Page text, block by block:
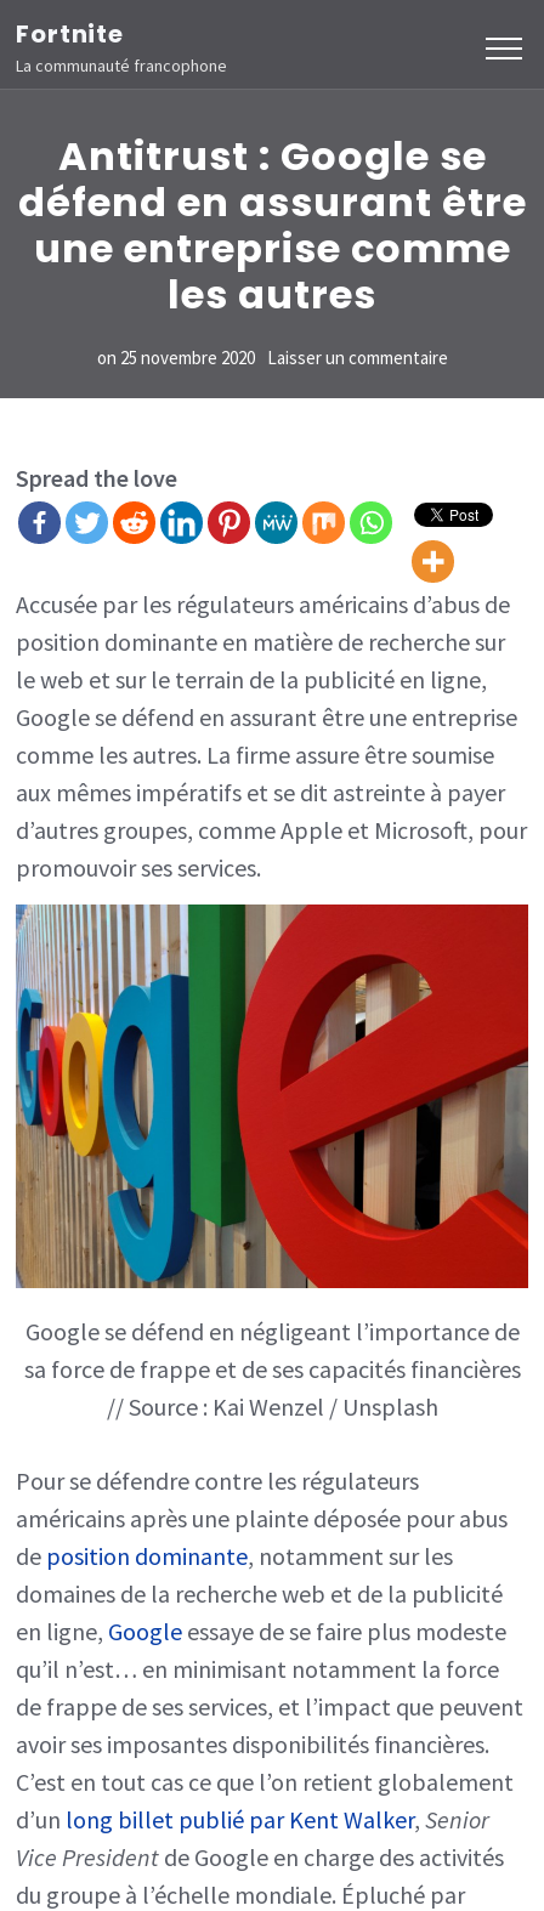
Aller
au
contenu
Entrée)
Fortnite
La communauté francophone
Antitrust : Google se
défend en assurant être
une entreprise comme
les autres
on 25 novembre 2020 Laisser un commentairesur
Antitrust
se
défend
assurant
entreprise
comme
les
Spread the love
Accusée par les régulateurs américains d’abus de
position dominante en matière de recherche sur
le web et sur le terrain de la publicité en ligne,
Google se défend en assurant être une entreprise
comme les autres. La firme assure être soumise
aux mêmes impératifs et se dit astreinte à payer
d’autres groupes, comme Apple et Microsoft, pour
promouvoir ses services.
Google se défend en négligeant l’importance de
sa force de frappe et de ses capacités financières
// Source : Kai Wenzel / Unsplash
Pour se défendre contre les régulateurs
américains après une plainte déposée pour abus
de position dominante, notamment sur les
domaines de la recherche web et de la publicité
en ligne, Google essaye de se faire plus modeste
qu’il n’est… en minimisant notamment la force
de frappe de ses services, et l’impact que peuvent
avoir ses imposantes disponibilités financières.
C’est en tout cas ce que l’on retient globalement
d’un long billet publié par Kent Walker,Senior
Vice President de Google en charge des activités
du groupe à l’échelle mondiale. Épluché par